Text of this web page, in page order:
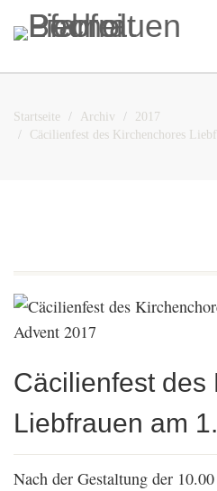
Startseite Archiv
2017
Cäcilienfest des Kirchenchores
Cäcilienfest des
Liebfrauen am
Nach der Gestaltung der